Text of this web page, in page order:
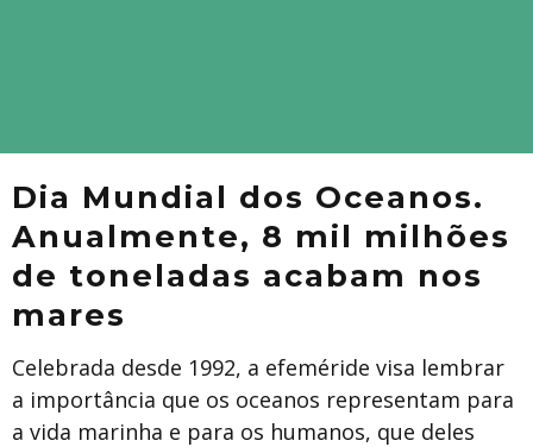
Dia Mundial dos Oceanos.
Anualmente, 8 mil milhões
de toneladas acabam nos
mares
Celebrada desde 1992, a efeméride visa lembrar
a importância que os oceanos representam para
a vida marinha e para os humanos, que deles